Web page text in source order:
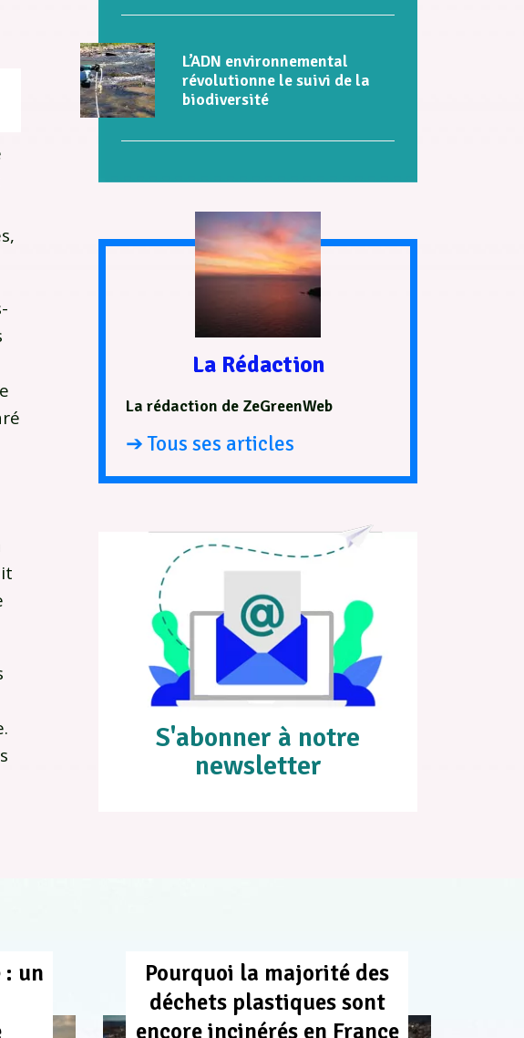
L’ADN environnemental
révolutionne le suivi de la
biodiversité
La Rédaction
La rédaction de ZeGreenWeb
➔ Tous ses articles
S'abonner à notre
newsletter
: un
Pourquoi la majorité des
déchets plastiques sont
encore incinérés en France